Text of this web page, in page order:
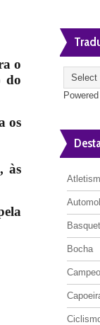
o
do
os
às
Bocha